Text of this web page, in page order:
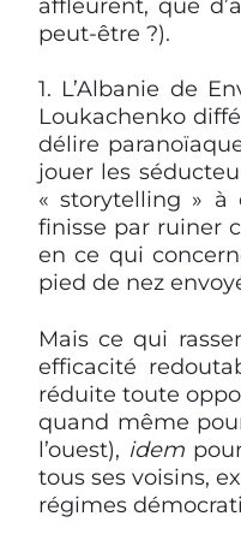
affleurent, que
peut-être ?).
1. L’Albanie de
Loukachenko
délire
jouer les
« storytelling » à
finisse par ruiner
en ce qui
pied de nez
Mais ce qui
efficacité
réduite toute
quand même
l’ouest), idempour
tous ses voisins,
régimes